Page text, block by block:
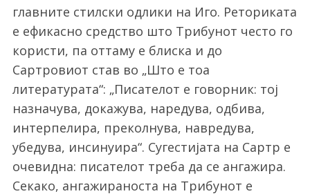
главните стилски одлики на Иго. Реториката
е ефикасно средство што Трибунот често го
користи, па оттаму е блиска и до
Сартровиот став во „Што е тоа
литературата“: „Писателот е говорник: тој
назначува, докажува, наредува, одбива,
интерпелира, преколнува, навредува,
убедува, инсинуира“. Сугестијата на Сартр е
очевидна: писателот треба да се ангажира.
Секако, ангажираноста на Трибунот е